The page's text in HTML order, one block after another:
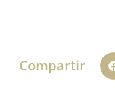
Compartir